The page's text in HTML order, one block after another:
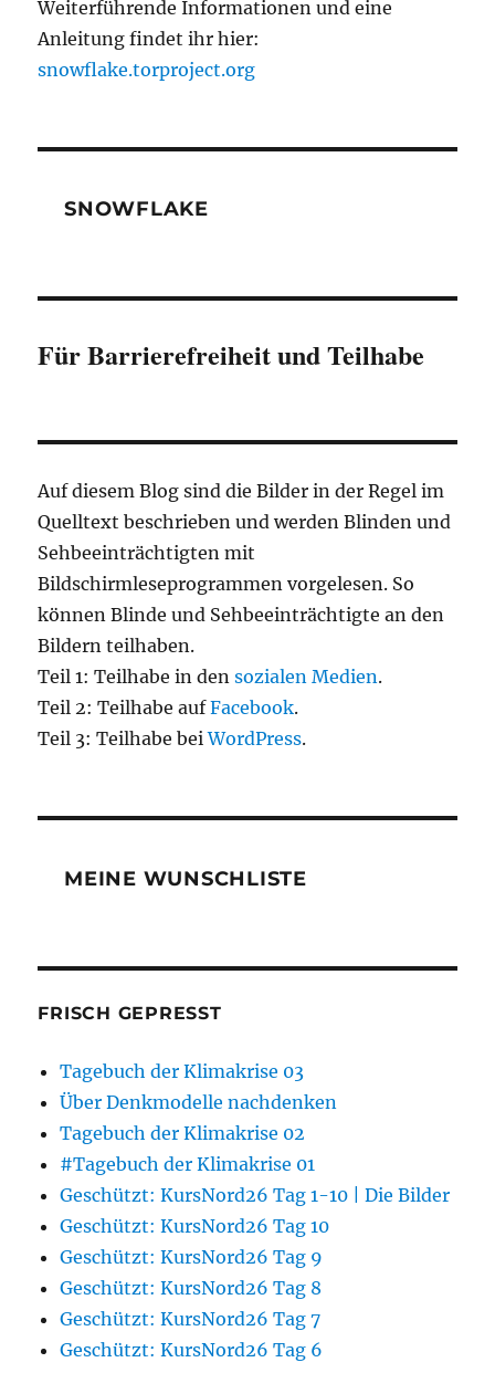
Weiterführende Informationen und eine
Anleitung findet ihr hier:
snowflake.torproject.org
SNOWFLAKE
Für Barrierefreiheit und Teilhabe
Auf diesem Blog sind die Bilder in der Regel im
Quelltext beschrieben und werden Blinden und
Sehbeeinträchtigten mit
Bildschirmleseprogrammen vorgelesen. So
können Blinde und Sehbeeinträchtigte an den
Bildern teilhaben.
Teil 1: Teilhabe in densozialen Medien.
Teil 2: Teilhabe aufFacebook.
Teil 3: Teilhabe beiWordPress.
MEINE WUNSCHLISTE
FRISCH GEPRESST
Tagebuch der Klimakrise 03
Über Denkmodelle nachdenken
Tagebuch der Klimakrise 02
#Tagebuch der Klimakrise 01
Geschützt: KursNord26 Tag 1-10 | Die Bilder
Geschützt: KursNord26 Tag 10
Geschützt: KursNord26 Tag 9
Geschützt: KursNord26 Tag 8
Geschützt: KursNord26 Tag 7
Geschützt: KursNord26 Tag 6